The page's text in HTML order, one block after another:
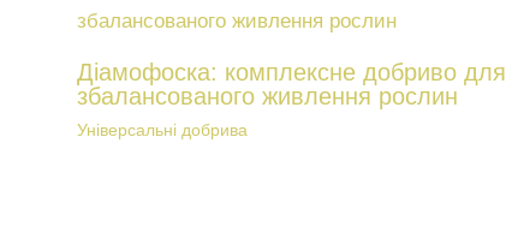
Діамофоска: комплексне добриво для
збалансованого живлення рослин
Універсальні добрива